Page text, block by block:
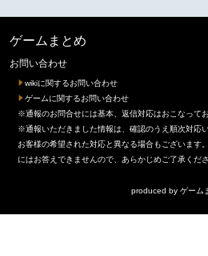
ゲームまとめ
お問い合わせ
wikiに関するお問い合わせ
ゲームに関するお問い合わせ
※通報のお問合せには基本、返信対応はおこなってお
※通報いただきました情報は、確認のうえ順次対応
お客様の希望された対応と異なる場合もございます
にはお答えできませんので、あらかじめご了承くださ
produced by ゲーム